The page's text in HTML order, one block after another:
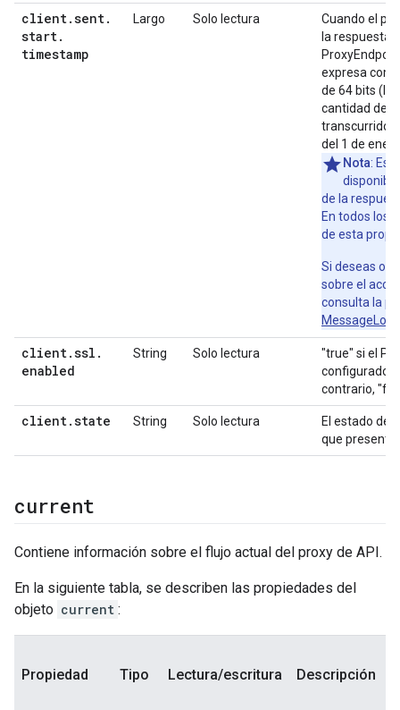
client.sent.
start.
timestamp
Largo Solo lectura
Cuando el
la respuesta
expresa
de 64 bits
cantidad de
transcurridos
del 1 de
Nota:
de la
En todos los
de esta
Si deseas
sobre el
consulta la
client.ssl .
enabled
String Solo lectura
"true" si el
configurado
contrario,
client.state String Solo lectura
El estado del
que presentó
current
Contiene información sobre el flujo actual del proxy de API.
En la siguiente tabla, se describen las propiedades del
objeto current :
Propiedad Tipo Lectura/escritura Descripción